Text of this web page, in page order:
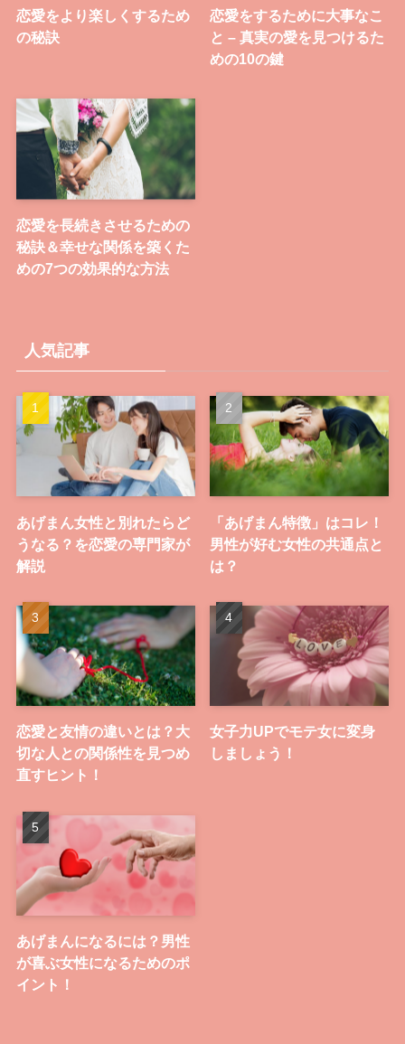
恋愛をより楽しくするため
の秘訣
恋愛をするために大事なこ
と – 真実の愛を見つけるた
めの10の鍵
恋愛を長続きさせるための
秘訣＆幸せな関係を築くた
めの7つの効果的な方法
人気記事
あげまん女性と別れたらど
うなる？を恋愛の専門家が
解説
「あげまん特徴」はコレ！
男性が好む女性の共通点と
は？
恋愛と友情の違いとは？大
切な人との関係性を見つめ
直すヒント！
女子力UPでモテ女に変身
しましょう！
あげまんになるには？男性
が喜ぶ女性になるためのポ
イント！